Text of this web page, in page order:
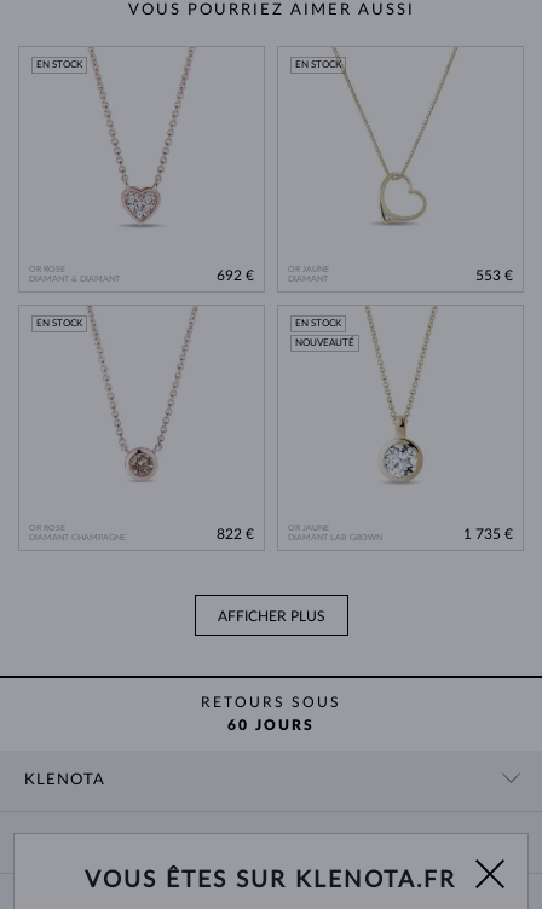
VOUS POURRIEZ AIMER AUSSI
OR ROSE
DIAMANT & DIAMANT
EN STOCK
692 €
OR JAUNE
DIAMANT
EN STOCK
553 €
OR ROSE
DIAMANT CHAMPAGNE
EN STOCK
822 €
OR JAUNE
DIAMANT LAB GROWN
EN STOCK
NOUVEAUTÉ
1 735 €
AFFICHER PLUS
RETOURS SOUS
60 JOURS
KLENOTA
NOUS CONNAÎTRE
LIVRAISON ET PAIEMENT
VOUS ÊTES SUR KLENOTA.FR